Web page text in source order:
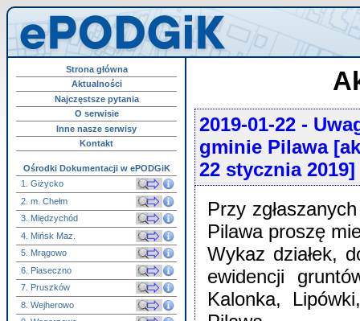
Strona główna
Aktualności
Najczęstsze pytania
O serwisie
Inne nasze serwisy
Kontakt
Ośrodki Dokumentacji w ePODGiK
1. Giżycko
2. m. Chełm
3. Międzychód
4. Mińsk Maz.
5. Mrągowo
6. Piaseczno
7. Pruszków
8. Wejherowo
2019-01-22 -
gminie Pilawa
22 stycznia 2019]
Przy
Pilawa proszę
Wykaz działek,
ewidencji
Kalonka,